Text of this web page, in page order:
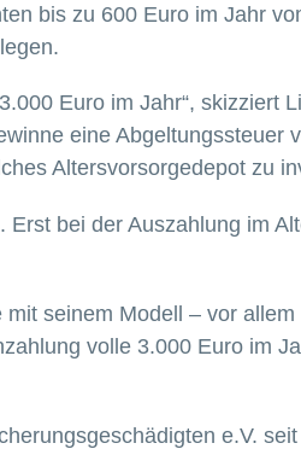
bis zu 600 Euro im Jahr
Euro im Jahr“, skizziert
eine Abgeltungssteuer
Altersvorsorgedepot zu
Erst bei der Auszahlung im
seinem Modell – vor
volle 3.000 Euro im
e.V.